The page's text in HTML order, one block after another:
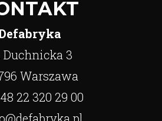
Duchnicka 3
Warszawa
22 320 29 00